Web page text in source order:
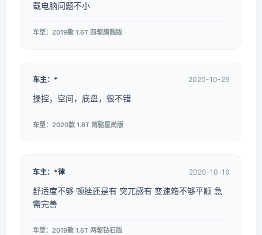
载电脑问题不小
车型：2019款 1.6T 四驱旗舰版
车主：* 2020-10-26
操控，空间，底盘，很不错
车型：2020款 1.6T 两驱星尚版
车主：*律 2020-10-16
舒适度不够 顿挫还是有 突兀感有 变速箱不够平顺 急
需完善
车型：2019款 1.6T 两驱钻石版